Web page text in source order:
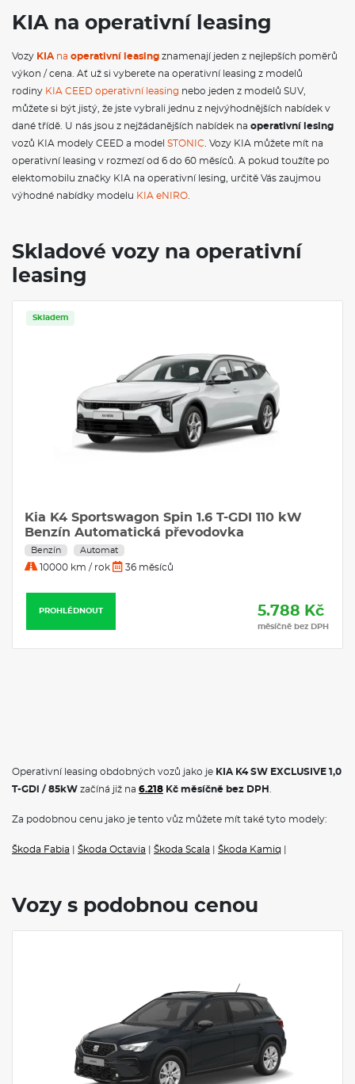
parkovací brzda (EPB) s funkcí Auto Hold; Elektronický
stabilizační systém ESC; Systém autonomního nouzového
Přední parkovací senzory; Asistent pro rozjezd do kopce HAC;
Automatické přepínání dálkových světlometů (HBA); Asistent
pro jízdu na dálnici HDA; Systém monitorování stavu řidiče
Indikace nezapnutých pásů; Inteligentní ukazatel rychlostních
limitů (ISLA); Ukotvení dětské sedačky ISOFIX na krajních
sedadlech 2. řady; Hlavní světlomety LED s automatickým
přepínáním dálkových světlometů + denní svícení LED; Zadní
Aktivní systém pro jízdu v pruzích (LKA); Umělou BIO kůží
potažený volant; Dvojitá podlaha, úchytná oka a 12V zásuvka v
Connect, DAB, Android Auto/Apple CarPlay; Ochranné lemy
blatníků a prahů černé; OTA (Over the Air) aktualizace;
Zatmavená skla zadních a pátých dveří; Elektrické ovládání
předních a zadních oken; Zadní mlhové světlomety; Systém
ROA (upozornění na přítomnost osob vzadu); Podélné střešní
ližiny; Dešťový senzor; Zadní parkovací kamera; Boční a
tempomat (SCC 2) + Stop&Go; Čalounění sedadel tkaná látka;
Sklopné opěradlo zadního sedadla v poměru 60:40; Středový
centrální airbag; SOS tlačítko pro systém eCall; Příprava pro
tažné zařízení; Systém kontroly trakce TCS; Dojezdová sada;
Monitorování tlaku v pneumatikách TPMS; Tónovaná skla;
USB 2.0 + USB-C rychlonabíječka ve středovém panelu;
Vyhřívaná přední sedadla a volant
Navigace
KIA na operativní leasing
Vozy KIA na operativní leasing znamenají jeden z nejlepších poměrů
výkon / cena. Ať už si vyberete na operativní leasing z modelů
rodiny KIA CEED operativní leasing nebo jeden z modelů SUV,
můžete si být jistý, že jste vybrali jednu z nejvýhodnějších nabídek v
dané třídě. U nás jsou z nejžádanějších nabídek na operativní lesing
vozů KIA modely CEED a model STONIC . Vozy KIA můžete mít na
operativní leasing v rozmezí od 6 do 60 měsíců. A pokud toužíte po
elektomobilu značky KIA na operativní lesing, určitě Vás zaujmou
výhodné nabídky modelu KIA eNIRO
Skladové vozy na operativní
leasing
Skladem
Kia K4 Sportswagon Spin 1.6 T-GDI 110 kW
Benzín Automatická převodovka
Benzín Automat
10000 km / rok 36 měsíců
PROHLÉDNOUT 5.788 Kč
měsíčně bez DPH
Operativní leasing obdobných vozů jako je KIA K4 SW EXCLUSIVE 1,0
T-GDi / 85kW začíná již na 6.218 Kč měsíčně bez DPH
Za podobnou cenu jako je tento vůz můžete mít také tyto modely:
Škoda Fabia Škoda Octavia Škoda Scala Škoda Kamiq
Vozy s podobnou cenou